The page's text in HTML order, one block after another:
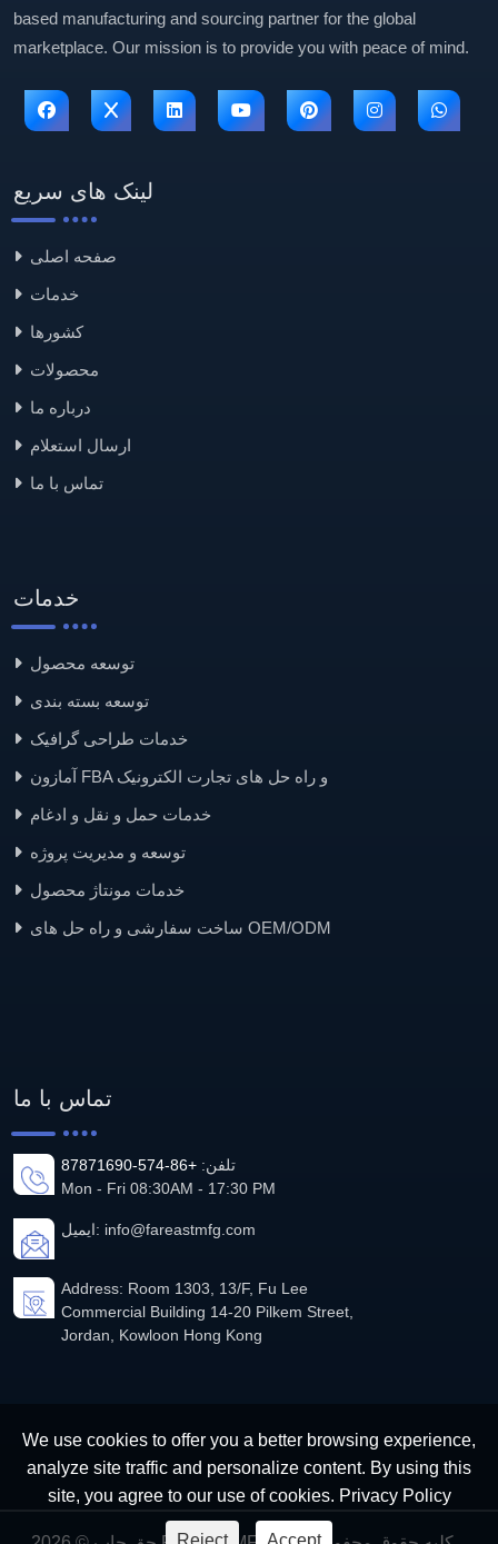
based manufacturing and sourcing partner for the global
marketplace. Our mission is to provide you with peace of mind.
لینک های سریع
صفحه اصلی
خدمات
کشورها
محصولات
درباره ما
ارسال استعلام
تماس با ما
خدمات
توسعه محصول
توسعه بسته بندی
خدمات طراحی گرافیک
آمازون FBA و راه حل های تجارت الکترونیک
خدمات حمل و نقل و ادغام
توسعه و مدیریت پروژه
خدمات مونتاژ محصول
ساخت سفارشی و راه حل های OEM/ODM
تماس با ما
تلفن: +86-574-87871690
Mon - Fri 08:30AM - 17:30 PM
ایمیل: info@fareastmfg.com
Address: Room 1303, 13/F, Fu Lee
Commercial Building 14-20 Pilkem Street,
Jordan, Kowloon Hong Kong
We use cookies to offer you a better browsing experience,
analyze site traffic and personalize content. By using this
site, you agree to our use of cookies. Privacy Policy
Reject Accept